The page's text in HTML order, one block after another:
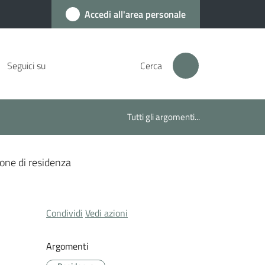
Accedi all'area personale
Seguici su Cerca
Tutti gli argomenti...
di residenza
Condividi Vedi azioni
Argomenti